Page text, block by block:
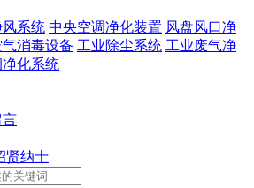
系统 中央空调净化装置 风盘风口净
消毒设备 工业除尘系统 工业废气净
化系统
言
贤纳士